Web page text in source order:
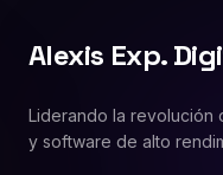
Alexis Exp.
Liderando la revolución
y software de alto